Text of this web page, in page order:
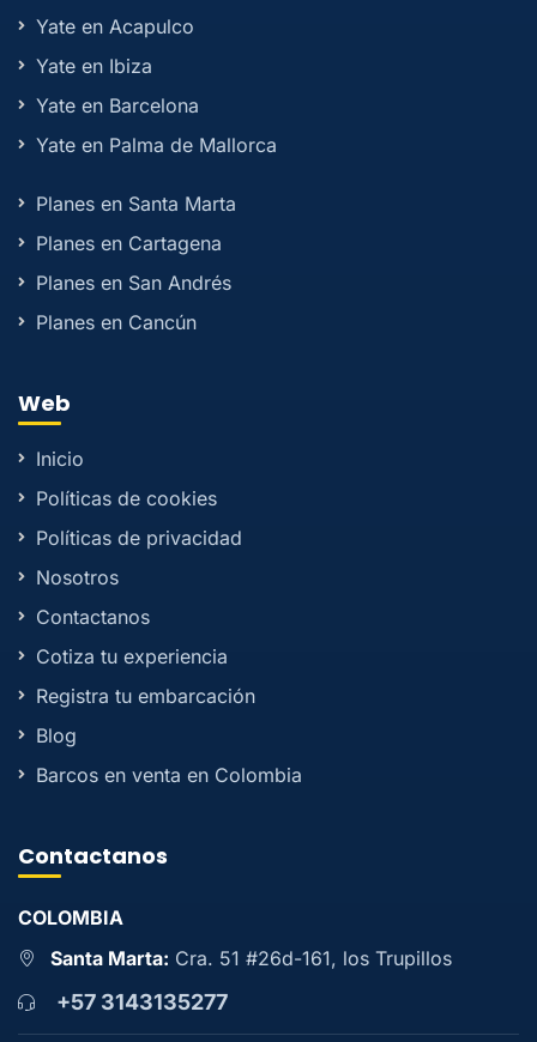
Yate en Acapulco
Yate en Ibiza
Yate en Barcelona
Yate en Palma de Mallorca
Planes en Santa Marta
Planes en Cartagena
Planes en San Andrés
Planes en Cancún
Web
Inicio
Políticas de cookies
Políticas de privacidad
Nosotros
Contactanos
Cotiza tu experiencia
Registra tu embarcación
Blog
Barcos en venta en Colombia
Contactanos
COLOMBIA
Santa Marta: Cra. 51 #26d-161, los Trupillos
+57 3143135277